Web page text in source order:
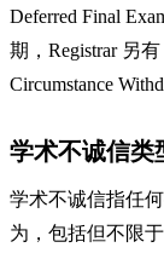
Deferred Final
期，Registrar 另有
Circumstance
学术不诚信类
学术不诚信指任
为，包括但不限于